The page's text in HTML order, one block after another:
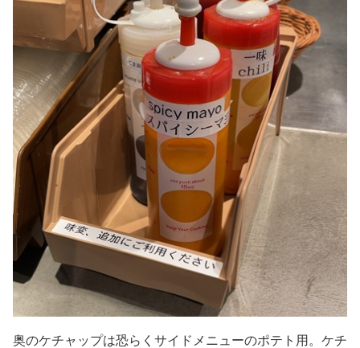
奥のケチャップは恐らくサイドメニューのポテト用。ケチ